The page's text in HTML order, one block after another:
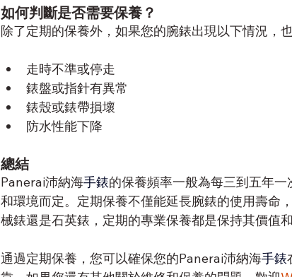
如何判斷是否需要保養？
除了定期的保養外，如果您的腕錶出現以下情況，
走時不準或停走
錶盤或指針有異常
錶殼或錶帶損壞
防水性能下降
總結
Panerai沛納海手錶的保養頻率一般為每三到五年
和環境而定。定期保養不僅能延長腕錶的使用壽命
械錶還是石英錶，定期的專業保養都是保持其價值和
通過定期保養，您可以確保您的Panerai沛納海手錶